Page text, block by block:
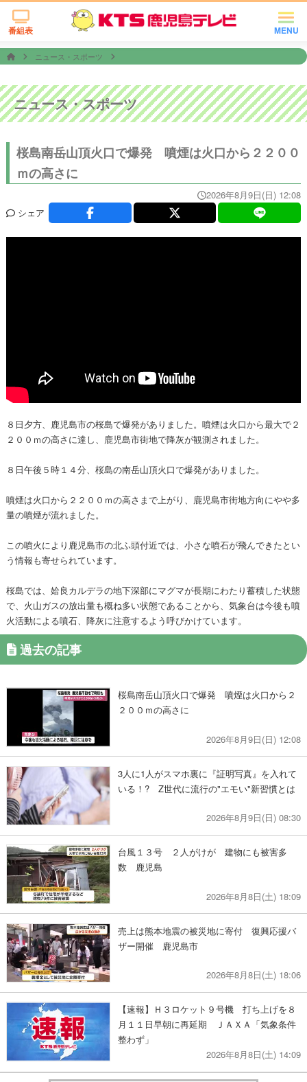
MENU
番組表
ニュース・スポーツ
ニュース・スポーツ
桜島南岳山頂火口で爆発 噴煙は火口から２２００
ｍの高さに
2026年8月9日(日) 12:08
シェア
８日夕方、鹿児島市の桜島で爆発がありました。噴煙は火口から最大で２
２００ｍの高さに達し、鹿児島市街地で降灰が観測されました。
８日午後５時１４分、桜島の南岳山頂火口で爆発がありました。
噴煙は火口から２２００ｍの高さまで上がり、鹿児島市街地方向にやや多
量の噴煙が流れました。
この噴火により鹿児島市の北ふ頭付近では、小さな噴石が飛んできたとい
う情報も寄せられています。
桜島では、姶良カルデラの地下深部にマグマが長期にわたり蓄積した状態
で、火山ガスの放出量も概ね多い状態であることから、気象台は今後も噴
火活動による噴石、降灰に注意するよう呼びかけています。
過去の記事
桜島南岳山頂火口で爆発 噴煙は火口から２
２００ｍの高さに
2026年8月9日(日) 12:08
3人に1人がスマホ裏に『証明写真』を入れて
いる！? Z世代に流行の"エモい"新習慣とは
2026年8月9日(日) 08:30
台風１３号 ２人がけが 建物にも被害多
数 鹿児島
2026年8月8日(土) 18:09
売上は熊本地震の被災地に寄付 復興応援バ
ザー開催 鹿児島市
2026年8月8日(土) 18:06
【速報】Ｈ３ロケット９号機 打ち上げを８
月１１日早朝に再延期 ＪＡＸＡ「気象条件
整わず」
2026年8月8日(土) 14:09